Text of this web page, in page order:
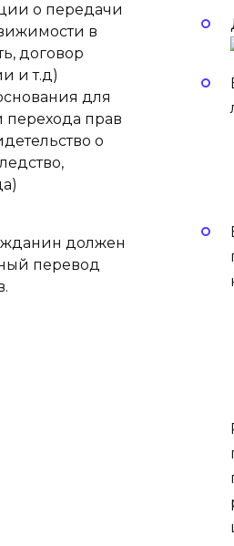
о передачи
в
договор
и т.д)
для
перехода прав
о
должен
перевод